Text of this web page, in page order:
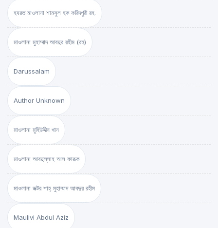
হযরত মাওলানা শামসুল হক ফরিদপুরী রহ.
মাওলানা মুহাম্মাদ আবদুর রহীম (রহ)
Darussalam
Author Unknown
মাওলানা মুহিউদ্দীন খান
মাওলানা আবদুল্লাহ আল ফারূক
মাওলানা ডক্টর শাহ্‌ মুহাম্মাদ আবদুর রহীম
Maulivi Abdul Aziz